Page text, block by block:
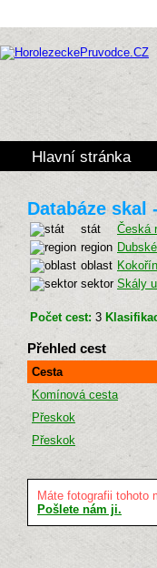
Hlavní stránka
Databáze skal
stát
Česká
region
oblast
sektor Skály
Počet cest: 3
Přehled cest
Cesta
Komínová cesta
Přeskok
Přeskok
Máte fotografii tohoto
Pošlete nám ji.